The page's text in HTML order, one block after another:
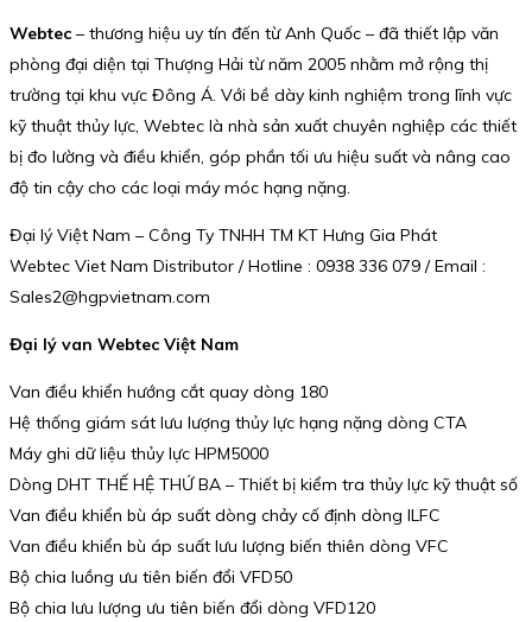
Webtec – thương hiệu uy tín đến từ Anh Quốc – đã thiết lập văn
phòng đại diện tại Thượng Hải từ năm 2005 nhằm mở rộng thị
trường tại khu vực Đông Á. Với bề dày kinh nghiệm trong lĩnh vực
kỹ thuật thủy lực, Webtec là nhà sản xuất chuyên nghiệp các thiết
bị đo lường và điều khiển, góp phần tối ưu hiệu suất và nâng cao
độ tin cậy cho các loại máy móc hạng nặng.
Đại lý Việt Nam – Công Ty TNHH TM KT Hưng Gia Phát
Webtec Viet Nam Distributor / Hotline : 0938 336 079 / Email :
Sales2@hgpvietnam.com
Đại lý van Webtec Việt Nam
Van điều khiển hướng cắt quay dòng 180
Hệ thống giám sát lưu lượng thủy lực hạng nặng dòng CTA
Máy ghi dữ liệu thủy lực HPM5000
Dòng DHT THẾ HỆ THỨ BA – Thiết bị kiểm tra thủy lực kỹ thuật số
Van điều khiển bù áp suất dòng chảy cố định dòng ILFC
Van điều khiển bù áp suất lưu lượng biến thiên dòng VFC
Bộ chia luồng ưu tiên biến đổi VFD50
Bộ chia lưu lượng ưu tiên biến đổi dòng VFD120